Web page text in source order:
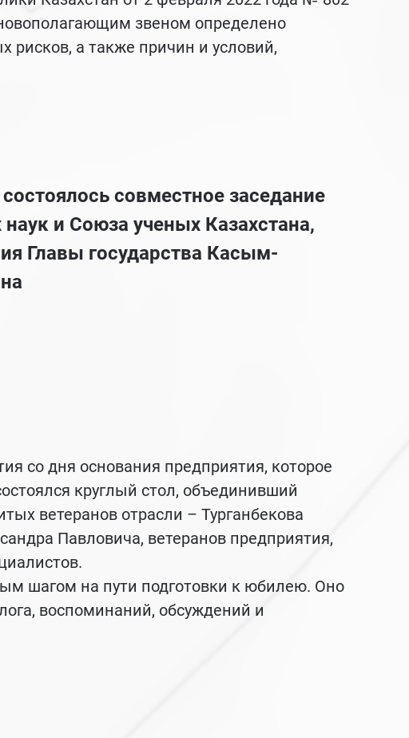
звеном определено
а также причин и условий,
совместное заседание
и Союза ученых Казахстана,
Главы государства Касым-
со дня основания предприятия, которое
круглый стол, объединивший
ветеранов отрасли – Турганбекова
Павловича, ветеранов предприятия,
шагом на пути подготовки к юбилею. Оно
воспоминаний, обсуждений и